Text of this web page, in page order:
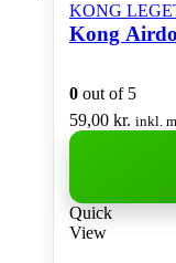
KONG
Kong
0 out of 5
59,00 kr. inkl.
Quick
View